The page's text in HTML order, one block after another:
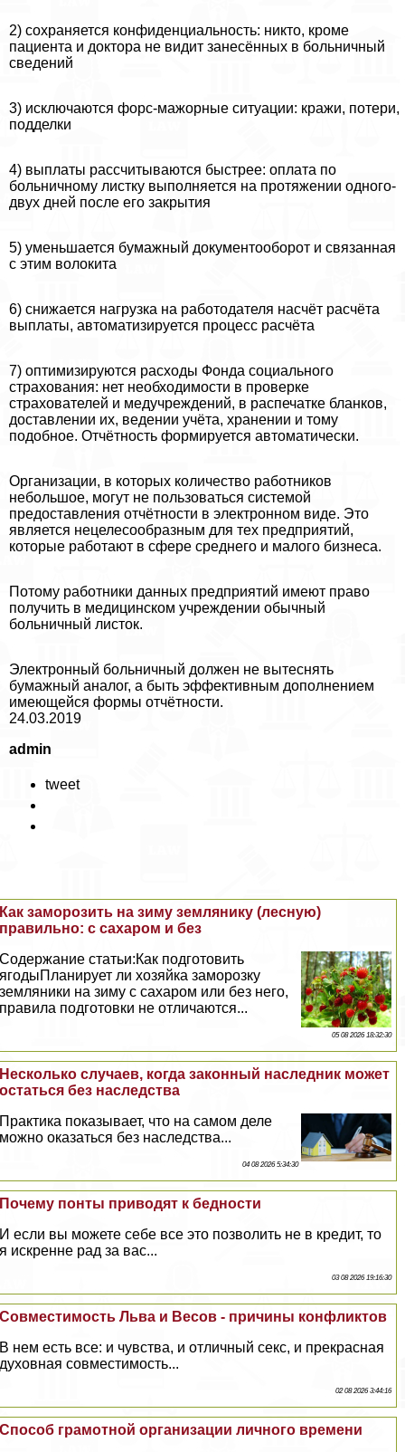
2) сохраняется конфиденциальность: никто, кроме
пациента и доктора не видит занесённых в больничный
сведений
3) исключаются форс-мажорные ситуации: кражи, потери,
подделки
4) выплаты рассчитываются быстрее: оплата по
больничному листку выполняется на протяжении одного-
двух дней после его закрытия
5) уменьшается бумажный документооборот и связанная
с этим волокита
6) снижается нагрузка на работодателя насчёт расчёта
выплаты, автоматизируется процесс расчёта
7) оптимизируются расходы Фонда социального
страхования: нет необходимости в проверке
страхователей и медучреждений, в распечатке бланков,
доставлении их, ведении учёта, хранении и тому
подобное. Отчётность формируется автоматически.
Организации, в которых количество работников
небольшое, могут не пользоваться системой
предоставления отчётности в электронном виде. Это
является нецелесообразным для тех предприятий,
которые работают в сфере среднего и малого бизнеса.
Потому работники данных предприятий имеют право
получить в медицинском учреждении обычный
больничный листок.
Электронный больничный должен не вытеснять
бумажный аналог, а быть эффективным дополнением
имеющейся формы отчётности.
24.03.2019
admin
tweet
Как заморозить на зиму землянику (лесную)
правильно: с сахаром и без
Содержание статьи:Как подготовить
ягодыПланирует ли хозяйка заморозку
земляники на зиму с сахаром или без него,
правила подготовки не отличаются...
05 08 2026 18:32:30
Несколько случаев, когда законный наследник может
остаться без наследства
Пpaктика показывает, что на самом деле
можно оказаться без наследства...
04 08 2026 5:34:30
Почему понты приводят к бедности
И если вы можете себе все это позволить не в кредит, то
я искренне рад за вас...
03 08 2026 19:16:30
Совместимость Льва и Весов - причины конфликтов
В нем есть все: и чувства, и отличный ceкc, и прекрасная
духовная совместимость...
02 08 2026 3:44:16
Способ грамотной организации личного времени